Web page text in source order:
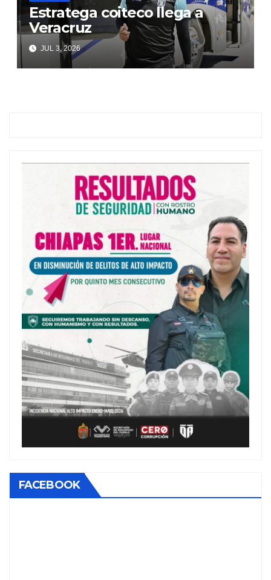
Estratega coiteco llega a
Veracruz
JUL 3, 2026
FACEBOOK